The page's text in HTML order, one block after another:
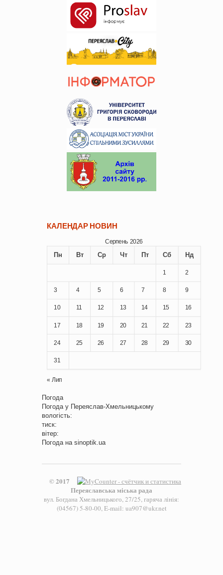
КАЛЕНДАР НОВИН
Серпень 2026
Пн Вт Ср Чт Пт Сб Нд
1 2
3 4 5 6 7 8 9
10 11 12 13 14 15 16
17 18 19 20 21 22 23
24 25 26 27 28 29 30
31
« Лип
Погода
Погода у Переяслав-Хмельницькому
вологість:
тиск:
вітер:
Погода на sinoptik.ua
© 2017
Переяславська міська рада
вул. Богдана Хмельницького, 27/25, гаряча лінія:
(04567) 5-80-00, E-mail: ua907@ukr.net